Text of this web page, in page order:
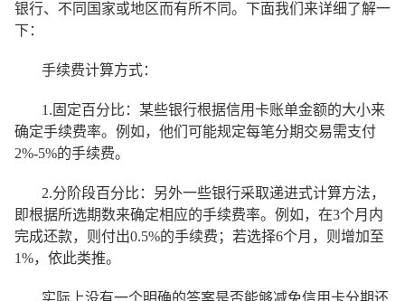
银行、不同国家或地区而有所不同。下面我们来详细了解一
下：
手续费计算方式：
1.固定百分比：某些银行根据信用卡账单金额的大小来
确定手续费率。例如，他们可能规定每笔分期交易需支付
2%-5%的手续费。
2.分阶段百分比：另外一些银行采取递进式计算方法，
即根据所选期数来确定相应的手续费率。例如，在3个月内
完成还款，则付出0.5%的手续费；若选择6个月，则增加至
1%，依此类推。
实际上没有一个明确的答案是否能够减免信用卡分期还